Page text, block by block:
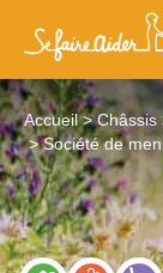
Accueil Châssis
Société de